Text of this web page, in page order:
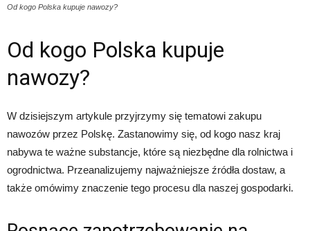
Od kogo Polska kupuje nawozy?
Od kogo Polska kupuje
nawozy?
W dzisiejszym artykule przyjrzymy się tematowi zakupu
nawozów przez Polskę. Zastanowimy się, od kogo nasz kraj
nabywa te ważne substancje, które są niezbędne dla rolnictwa i
ogrodnictwa. Przeanalizujemy najważniejsze źródła dostaw, a
także omówimy znaczenie tego procesu dla naszej gospodarki.